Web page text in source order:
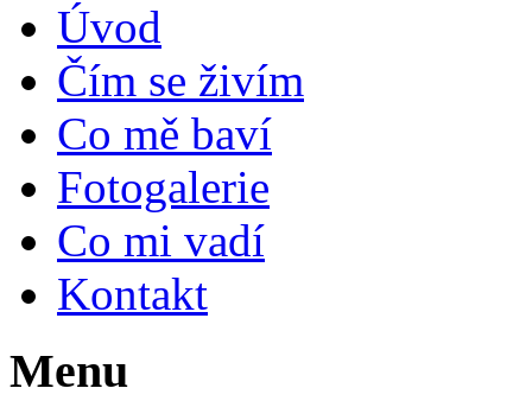
Úvod
Čím se živím
Co mě baví
Fotogalerie
Co mi vadí
Kontakt
Menu